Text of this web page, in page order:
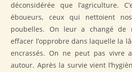
déconsidérée que l’agriculture.
éboueurs, ceux qui nettoient
poubelles. On leur a changé de
effacer l’opprobre dans laquelle la
encrassés. On ne peut pas vivre
autour. Après la survie vient